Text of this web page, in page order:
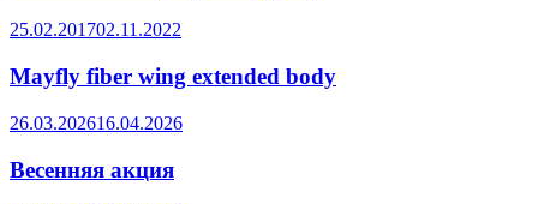
25.02.201702.11.2022
Mayfly fiber wing extended body
26.03.202616.04.2026
Весенняя акция